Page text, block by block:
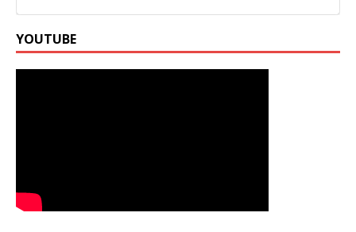
YOUTUBE